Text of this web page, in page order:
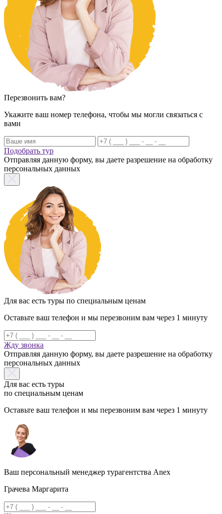
Перезвонить вам?
Укажите ваш номер телефона, чтобы мы могли связаться с
вами
Подобрать тур
Отправляя данную форму, вы даете разрешение на обработку
персональных данных
Для вас есть туры по специальным ценам
Оставьте ваш телефон и мы перезвоним вам через 1 минуту
Жду звонка
Отправляя данную форму, вы даете разрешение на обработку
персональных данных
Для вас есть туры
по специальным ценам
Оставьте ваш телефон и мы перезвоним вам через 1 минуту
Ваш персональный менеджер турагентства Anex
Грачева Маргарита